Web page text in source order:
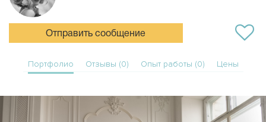
Отправить сообщение
Портфолио Отзывы (0) Опыт работы (0) Цены